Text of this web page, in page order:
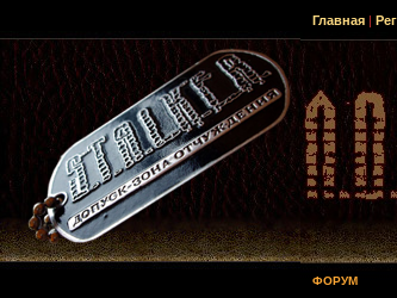
Главная |
ФОРУМ